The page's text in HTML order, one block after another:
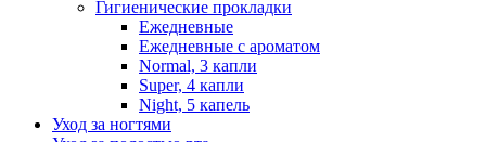
Гигиенические прокладки
Ежедневные
Ежедневные с ароматом
Normal, 3 капли
Super, 4 капли
Night, 5 капель
Уход за ногтями